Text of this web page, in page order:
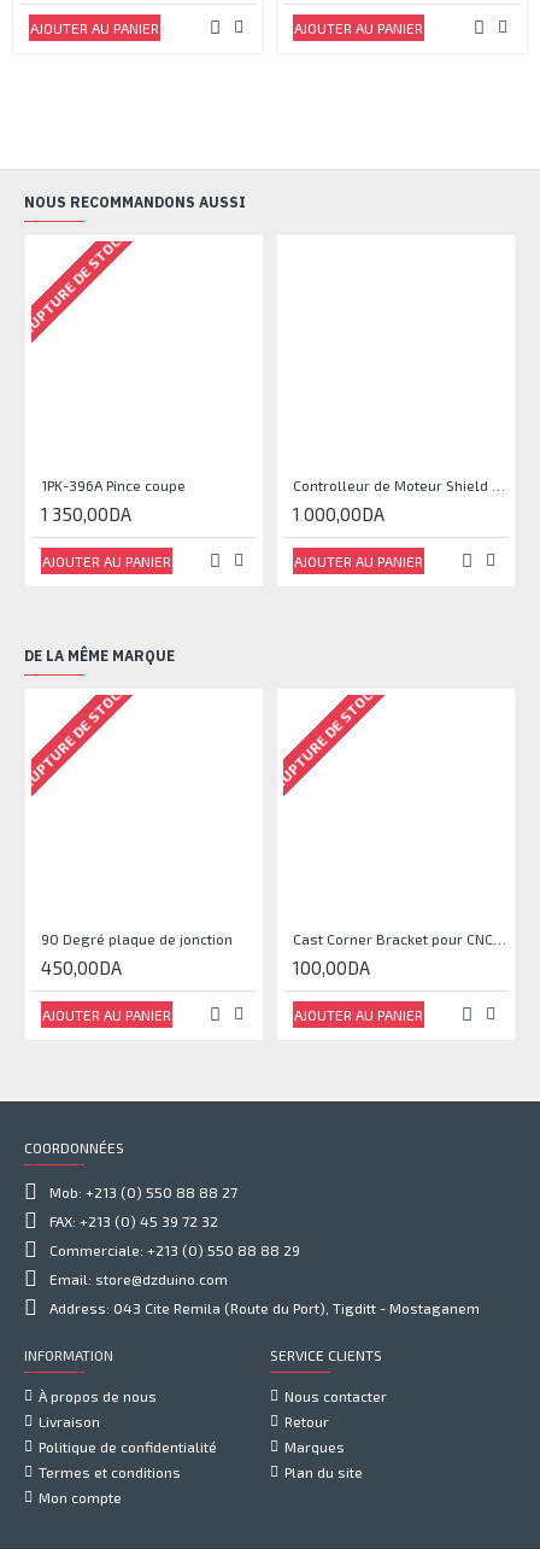
AJOUTER AU PANIER AJOUTER AU PANIER
NOUS RECOMMANDONS AUSSI
RUPTURE DE STOCK
1PK-396A Pince coupe
1 350,00DA
AJOUTER AU PANIER
1 000,00DA
AJOUTER AU PANIER
DE LA MÊME MARQUE
RUPTURE DE STOCK
90 Degré plaque de jonction
450,00DA
AJOUTER AU PANIER
RUPTURE DE STOCK
Cast Corner Bracket pour CNC, Imprimante 3D
100,00DA
AJOUTER AU PANIER
COORDONNÉES
Mob: +213 (0) 550 88 88 27
FAX: +213 (0) 45 39 72 32
Commerciale: +213 (0) 550 88 88 29
Email: store@dzduino.com
Address: 043 Cite Remila (Route du Port), Tigditt - Mostaganem
INFORMATION
À propos de nous
Livraison
Politique de confidentialité
Termes et conditions
Mon compte
SERVICE CLIENTS
Nous contacter
Retour
Marques
Plan du site